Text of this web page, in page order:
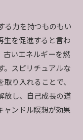
る力を持つものもい
生を促進すると言わ
古いエネルギーを燃
。スピリチュアルな
り入れることで、
放し、自己成長の道
ャンドル瞑想が効果